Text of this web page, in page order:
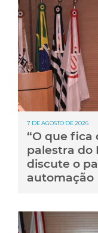
7 DE AGOSTO DE 2026
“O que fica
palestra do
discute o
automação